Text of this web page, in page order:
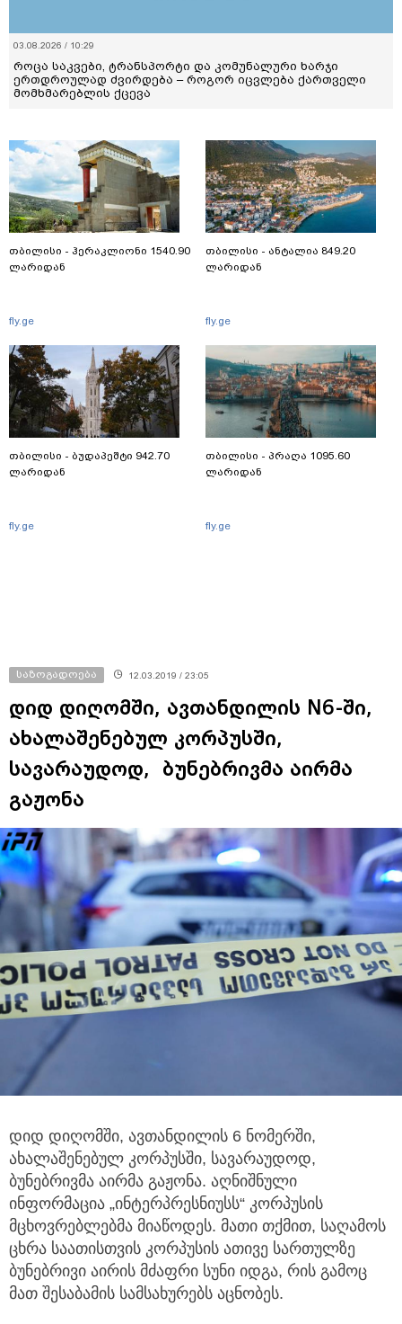
03.08.2026 / 10:29
როცა საკვები, ტრანსპორტი და კომუნალური ხარჯი
ერთდროულად ძვირდება – როგორ იცვლება ქართველი
მომხმარებლის ქცევა
თბილისი - ჰერაკლიონი 1540.90
ლარიდან
fly.ge
თბილისი - ბუდაპეშტი 942.70
ლარიდან
fly.ge
თბილისი - ანტალია 849.20
ლარიდან
fly.ge
თბილისი - პრაღა 1095.60
ლარიდან
fly.ge
საზოგადოება 12.03.2019 / 23:05
დიდ დიღომში, ავთანდილის N6-ში,
ახალაშენებულ კორპუსში,
სავარაუდოდ, ბუნებრივმა აირმა
გაჟონა
დიდ დიღომში, ავთანდილის 6 ნომერში,
ახალაშენებულ კორპუსში, სავარაუდოდ,
ბუნებრივმა აირმა გაჟონა. აღნიშნული
ინფორმაცია „ინტერპრესნიუსს“ კორპუსის
მცხოვრებლებმა მიაწოდეს. მათი თქმით, საღამოს
ცხრა საათისთვის კორპუსის ათივე სართულზე
ბუნებრივი აირის მძაფრი სუნი იდგა, რის გამოც
მათ შესაბამის სამსახურებს აცნობეს.